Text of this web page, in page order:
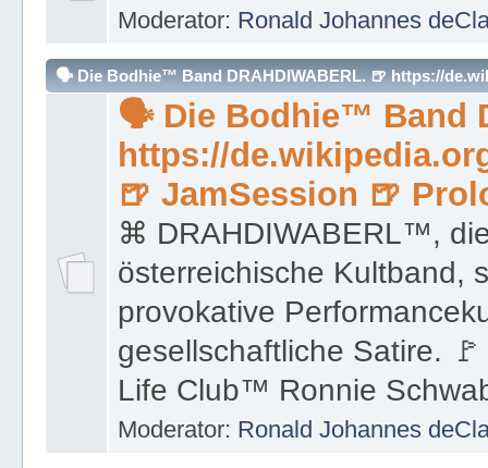
Moderator: Ronald Johannes
🗣 Die Bodhie™ Band DRAHDIWABERL. 🍺 https://
🗣 Die Bodhie™ Band
https://
🍺 JamSession 🍺
⌘ DRAHDIWABERL™,
österreichische Kultband,
provokative
gesellschaftliche Satire.
Life Club™ Ronnie
Moderator: Ronald Johannes